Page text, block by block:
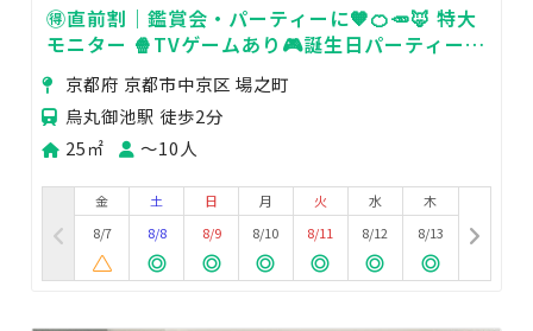
🉐直前割｜鑑賞会・パーティーに🧡🍊🥕🦊 特大
モニター 🍿TVゲームあり🎮誕生日パーティー
[65]京都府 京都市中京区 場之町
烏丸御池駅 徒歩2分
25㎡
〜10人
金
8/7
土
8/8
日
8/9
月
8/10
火
8/11
水
8/12
木
8/13